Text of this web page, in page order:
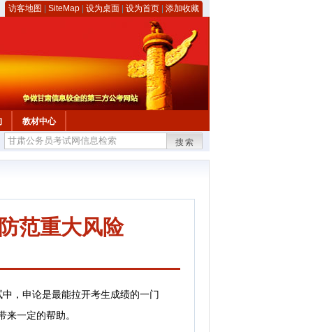
访客地图 SiteMap 设为桌面 设为首页 添加收藏
教材中心
搜索
范重大风险
，申论是最能拉开考生成绩的一门
一定的帮助。